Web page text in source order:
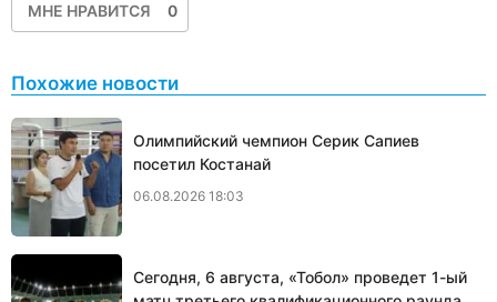
МНЕ НРАВИТСЯ 0
Похожие новости
Олимпийский чемпион Серик Сапиев
посетил Костанай
06.08.2026 18:03
Сегодня, 6 августа, «Тобол» проведет 1-ый